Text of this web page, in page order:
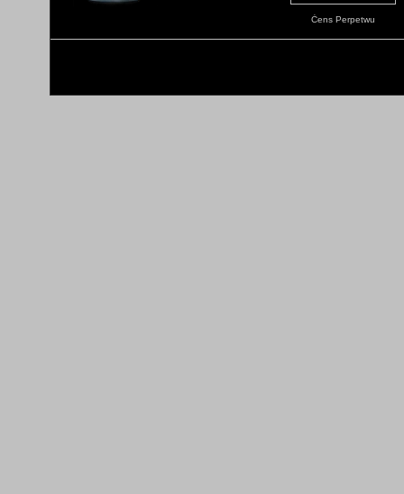
Ċens Perpetwu